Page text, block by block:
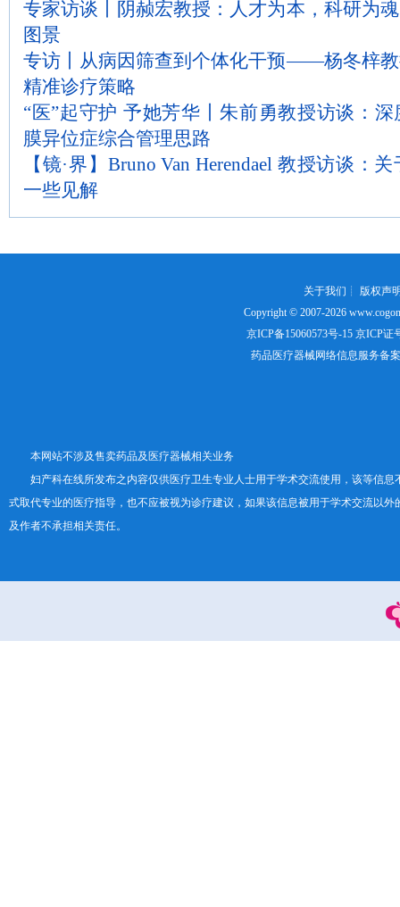
专家访谈丨阴赪宏教授：人才为本，科研为
图景
专访丨从病因筛查到个体化干预——杨冬梓
精准诊疗策略
“医”起守护 予她芳华丨朱前勇教授访谈：
膜异位症综合管理思路
【镜·界】Bruno Van Herendael 教授访谈：
一些见解
关于我们 ┊ 版权声
Copyright © 2007-2026
京ICP备15060573号-15京ICP证
药品医疗器械网络信息服务备
本网站不涉及售卖药品及医疗器械相关业务
妇产科在线所发布之内容仅供医疗卫生专业人士用于学术交流使用，该等信息
式取代专业的医疗指导，也不应被视为诊疗建议，如果该信息被用于学术交流以外
及作者不承担相关责任。